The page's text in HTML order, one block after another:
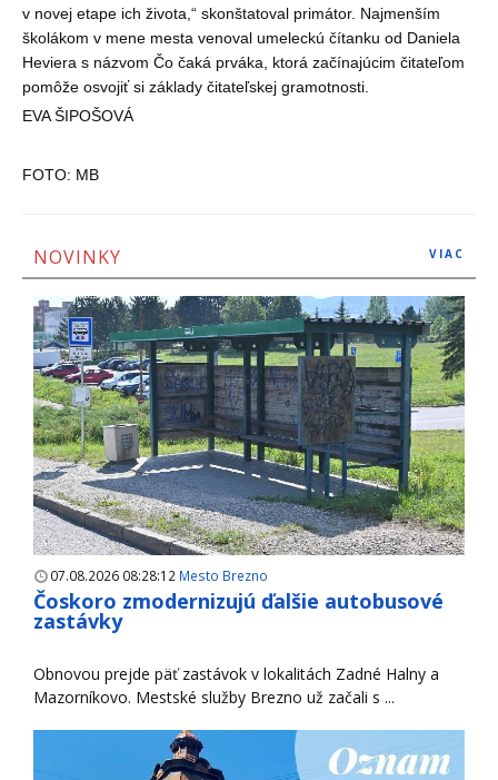
v novej etape ich života,“ skonštatoval primátor. Najmenším
školákom v mene mesta venoval umeleckú čítanku od Daniela
Heviera s názvom Čo čaká prváka, ktorá začínajúcim čitateľom
pomôže osvojiť si základy čitateľskej gramotnosti.
EVA ŠIPOŠOVÁ
FOTO: MB
NOVINKY VIAC
07.08.2026 08:28:12 Mesto Brezno
Čoskoro zmodernizujú ďalšie autobusové
zastávky
Obnovou prejde päť zastávok v lokalitách Zadné Halny a
Mazorníkovo. Mestské služby Brezno už začali s ...